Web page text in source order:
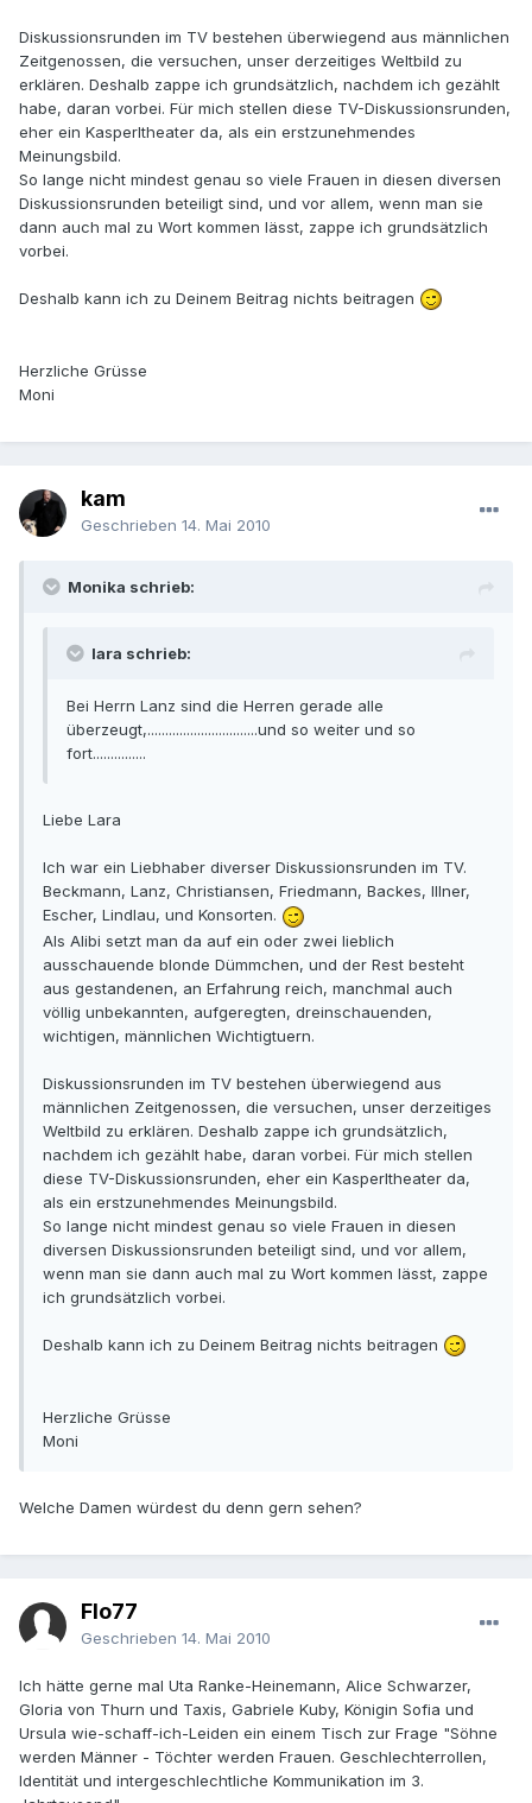
Diskussionsrunden im TV bestehen überwiegend aus männlichen
Zeitgenossen, die versuchen, unser derzeitiges Weltbild zu
erklären. Deshalb zappe ich grundsätzlich, nachdem ich gezählt
habe, daran vorbei. Für mich stellen diese TV-Diskussionsrunden,
eher ein Kasperltheater da, als ein erstzunehmendes
Meinungsbild.
So lange nicht mindest genau so viele Frauen in diesen diversen
Diskussionsrunden beteiligt sind, und vor allem, wenn man sie
dann auch mal zu Wort kommen lässt, zappe ich grundsätzlich
vorbei.
Deshalb kann ich zu Deinem Beitrag nichts beitragen
Herzliche Grüsse
Moni
kam
Geschrieben 14. Mai 2010
Monika schrieb:
lara schrieb:
Bei Herrn Lanz sind die Herren gerade alle
überzeugt,...............................und so weiter und so
fort...............
Liebe Lara
Ich war ein Liebhaber diverser Diskussionsrunden im TV.
Beckmann, Lanz, Christiansen, Friedmann, Backes, Illner,
Escher, Lindlau, und Konsorten.
Als Alibi setzt man da auf ein oder zwei lieblich
ausschauende blonde Dümmchen, und der Rest besteht
aus gestandenen, an Erfahrung reich, manchmal auch
völlig unbekannten, aufgeregten, dreinschauenden,
wichtigen, männlichen Wichtigtuern.
Diskussionsrunden im TV bestehen überwiegend aus
männlichen Zeitgenossen, die versuchen, unser derzeitiges
Weltbild zu erklären. Deshalb zappe ich grundsätzlich,
nachdem ich gezählt habe, daran vorbei. Für mich stellen
diese TV-Diskussionsrunden, eher ein Kasperltheater da,
als ein erstzunehmendes Meinungsbild.
So lange nicht mindest genau so viele Frauen in diesen
diversen Diskussionsrunden beteiligt sind, und vor allem,
wenn man sie dann auch mal zu Wort kommen lässt, zappe
ich grundsätzlich vorbei.
Deshalb kann ich zu Deinem Beitrag nichts beitragen
Herzliche Grüsse
Moni
Welche Damen würdest du denn gern sehen?
Flo77
Geschrieben 14. Mai 2010
Ich hätte gerne mal Uta Ranke-Heinemann, Alice Schwarzer,
Gloria von Thurn und Taxis, Gabriele Kuby, Königin Sofia und
Ursula wie-schaff-ich-Leiden ein einem Tisch zur Frage "Söhne
werden Männer - Töchter werden Frauen. Geschlechterrollen,
Identität und intergeschlechtliche Kommunikation im 3.